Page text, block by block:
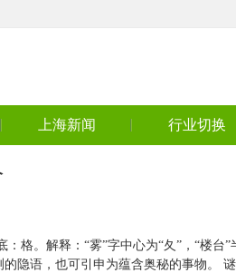
上海新闻 行业切换
格。解释：“雾”字中心为“夂”，“楼台”
隐语，也可引申为蕴含奥秘的事物。